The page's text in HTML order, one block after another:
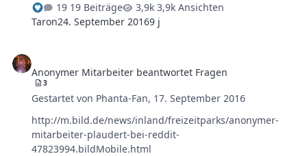
19 Beiträge
3,9k Ansichten
Taron24. September 20169 j
Anonymer Mitarbeiter beantwortet Fragen
3
Gestartet von Phanta-Fan, 17. September 2016
http://m.bild.de/news/inland/freizeitparks/anonymer-
mitarbeiter-plaudert-bei-reddit-
47823994.bildMobile.html